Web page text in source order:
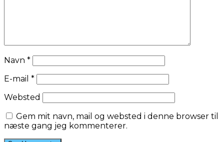
Navn *
E-mail *
Websted
Gem mit navn, mail og websted i denne browser til
næste gang jeg kommenterer.